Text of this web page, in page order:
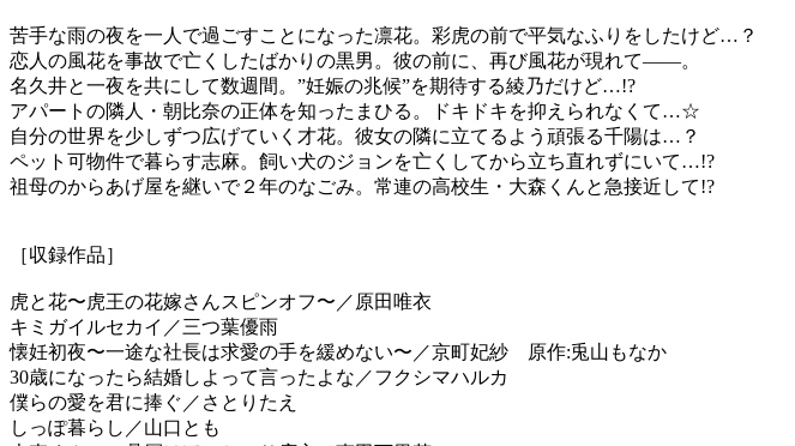
苦手な雨の夜を一人で過ごすことになった凛花。彩虎の前で平気なふりをしたけど…？
恋人の風花を事故で亡くしたばかりの黒男。彼の前に、再び風花が現れて――。
名久井と一夜を共にして数週間。”妊娠の兆候”を期待する綾乃だけど…!?
アパートの隣人・朝比奈の正体を知ったまひる。ドキドキを抑えられなくて…☆
自分の世界を少しずつ広げていく才花。彼女の隣に立てるよう頑張る千陽は…？
ペット可物件で暮らす志麻。飼い犬のジョンを亡くしてから立ち直れずにいて…!?
祖母のからあげ屋を継いで２年のなごみ。常連の高校生・大森くんと急接近して!?
［収録作品］
虎と花〜虎王の花嫁さんスピンオフ〜／原田唯衣
キミガイルセカイ／三つ葉優雨
懐妊初夜〜一途な社長は求愛の手を緩めない〜／京町妃紗 原作:兎山もなか
30歳になったら結婚しよって言ったよな／フクシマハルカ
僕らの愛を君に捧ぐ／さとりたえ
しっぽ暮らし／山口とも